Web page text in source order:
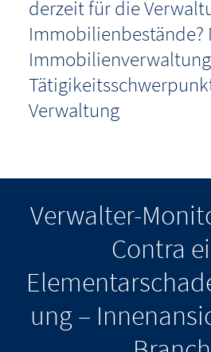
derzeit für die
Immobilienbestände?
Verwaltung
Verwalter-
Contra
ung –